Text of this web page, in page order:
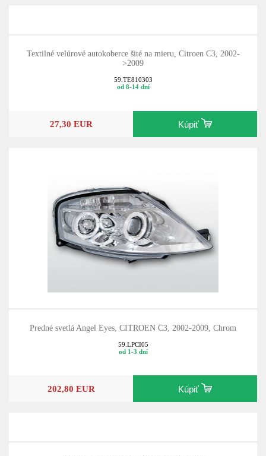
Textilné velúrové autokoberce šité na mieru, Citroen C3, 2002-
>2009
59.TE810303
od 8-14 dní
27,30 EUR Kúpiť
Predné svetlá Angel Eyes, CITROEN C3, 2002-2009, Chrom
59.LPCI05
od 1-3 dní
202,80 EUR Kúpiť